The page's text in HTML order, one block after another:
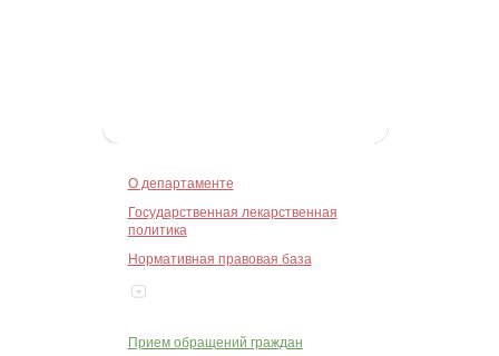
О департаменте
Государственная лекарственная
политика
Нормативная правовая база
Прием обращений граждан